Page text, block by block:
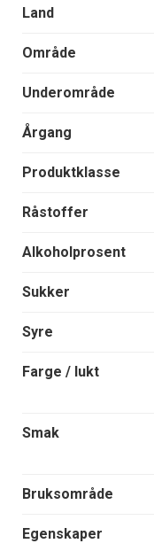
Land
Område
Underområde
Årgang
Produktklasse
Råstoffer
Alkoholprosent
Sukker
Syre
Farge / lukt
Smak
Bruksområde
Egenskaper